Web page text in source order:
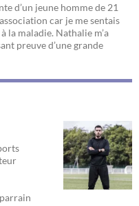
d’un jeune homme de 21
car je me sentais
la maladie. Nathalie m’a
preuve d’une grande